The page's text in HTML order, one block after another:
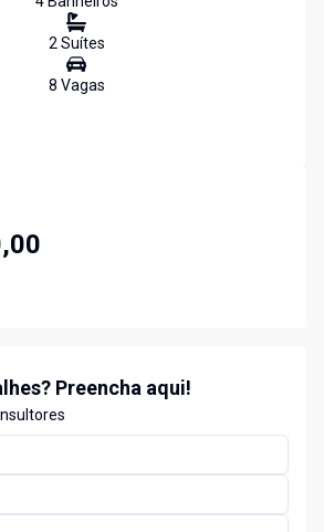
2Suítes
8 Vagas
Preencha aqui!